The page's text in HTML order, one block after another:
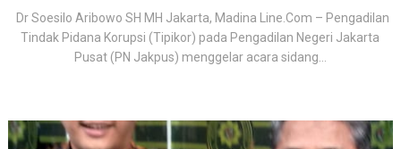
Dr Soesilo Aribowo SH MH Jakarta, Madina Line.Com – Pengadilan
Tindak Pidana Korupsi (Tipikor) pada Pengadilan Negeri Jakarta
Pusat (PN Jakpus) menggelar acara sidang...